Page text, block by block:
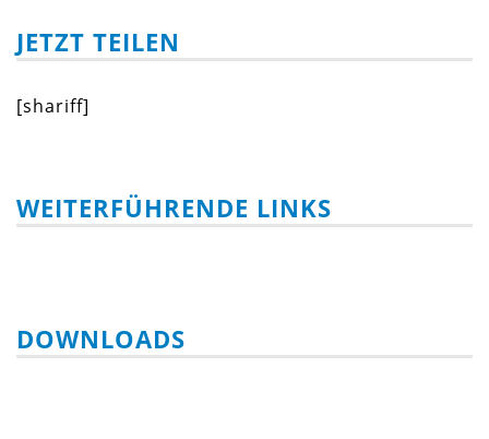
JETZT TEILEN
[shariff]
WEITERFÜHRENDE LINKS
DOWNLOADS